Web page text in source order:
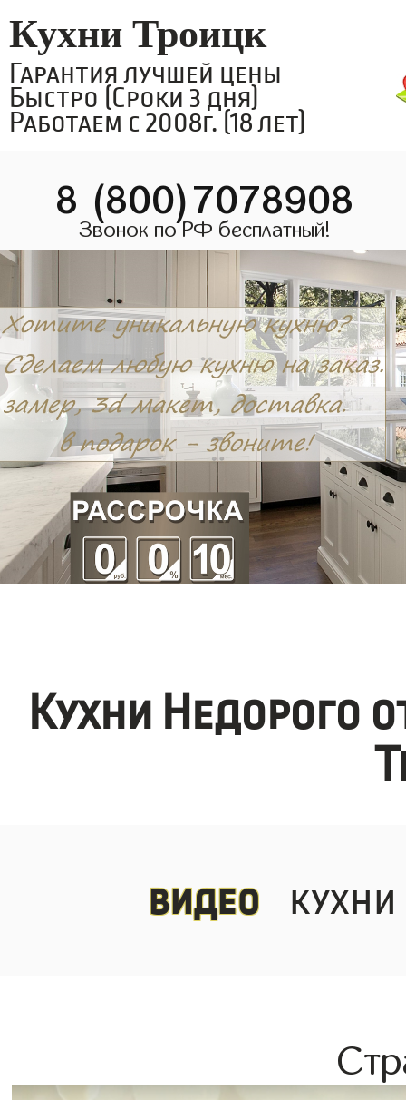
Кухни Троицк
Гарантия лучшей цены
Быстро (Сроки 3 дня)
Работаем с 2008г. (18 лет)
8 (800)7078908
Звонок по РФ бесплатный!
Кухни Недорого
видео кухни